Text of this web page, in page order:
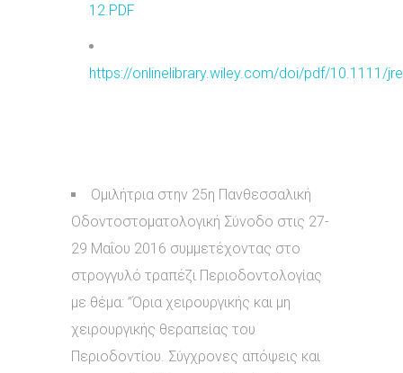
12.PDF
https://onlinelibrary.wiley.com/doi/pdf/10.1111/
Ομιλήτρια στην 25η Πανθεσσαλική
Οδοντοστοματολογική Σύνοδο στις 27-
29 Μαΐου 2016 συμμετέχοντας στο
στρογγυλό τραπέζι Περιοδοντολογίας
με θέμα: ”Όρια χειρουργικής και μη
χειρουργικής θεραπείας του
Περιοδοντίου. Σύγχρονες απόψεις και